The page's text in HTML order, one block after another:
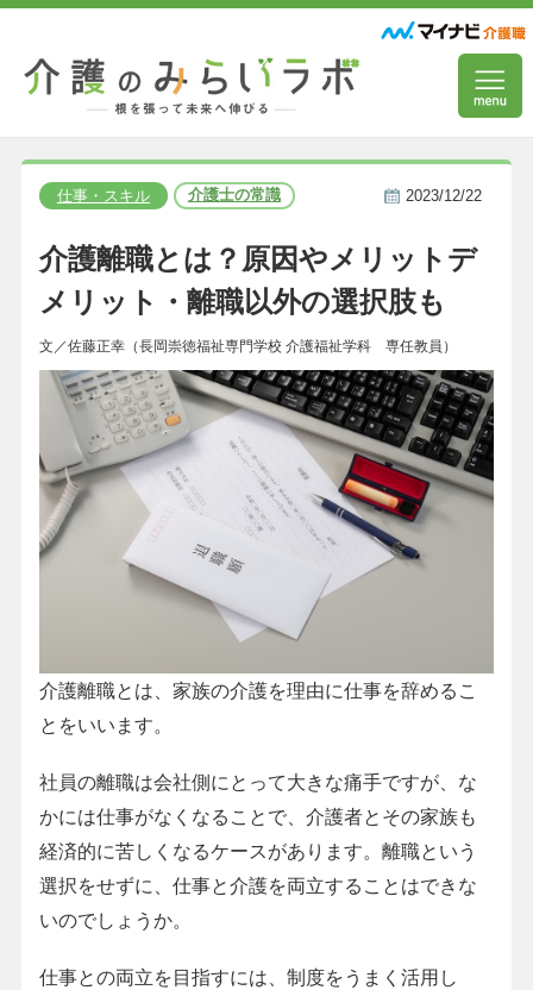
仕事・スキル 介護士の常識 2023/12/22
介護離職とは？原因やメリットデ
メリット・離職以外の選択肢も
文／佐藤正幸（長岡崇徳福祉専門学校 介護福祉学科 専任教員）
介護離職とは、家族の介護を理由に仕事を辞めるこ
とをいいます。
社員の離職は会社側にとって大きな痛手ですが、な
かには仕事がなくなることで、介護者とその家族も
経済的に苦しくなるケースがあります。離職という
選択をせずに、仕事と介護を両立することはできな
いのでしょうか。
仕事との両立を目指すには、制度をうまく活用し